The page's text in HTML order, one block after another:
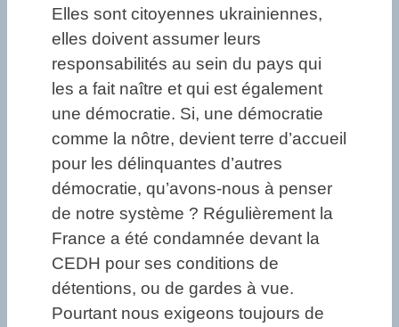
Elles sont citoyennes ukrainiennes,
elles doivent assumer leurs
responsabilités au sein du pays qui
les a fait naître et qui est également
une démocratie. Si, une démocratie
comme la nôtre, devient terre d’accueil
pour les délinquantes d’autres
démocratie, qu’avons-nous à penser
de notre système ? Régulièrement la
France a été condamnée devant la
CEDH pour ses conditions de
détentions, ou de gardes à vue.
Pourtant nous exigeons toujours de